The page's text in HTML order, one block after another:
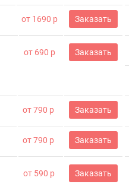
от 1690 р Заказать
от 690 р Заказать
от 790 р Заказать
от 790 р Заказать
от 590 р Заказать